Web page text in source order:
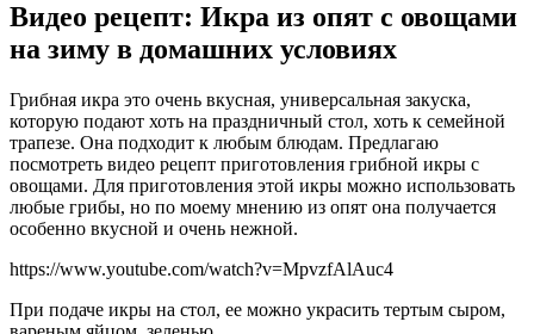
Видео рецепт: Икра из опят с овощами
на зиму в домашних условиях
Грибная икра это очень вкусная, универсальная закуска,
которую подают хоть на праздничный стол, хоть к семейной
трапезе. Она подходит к любым блюдам. Предлагаю
посмотреть видео рецепт приготовления грибной икры с
овощами. Для приготовления этой икры можно использовать
любые грибы, но по моему мнению из опят она получается
особенно вкусной и очень нежной.
https://www.youtube.com/watch?v=MpvzfAlAuc4
При подаче икры на стол, ее можно украсить тертым сыром,